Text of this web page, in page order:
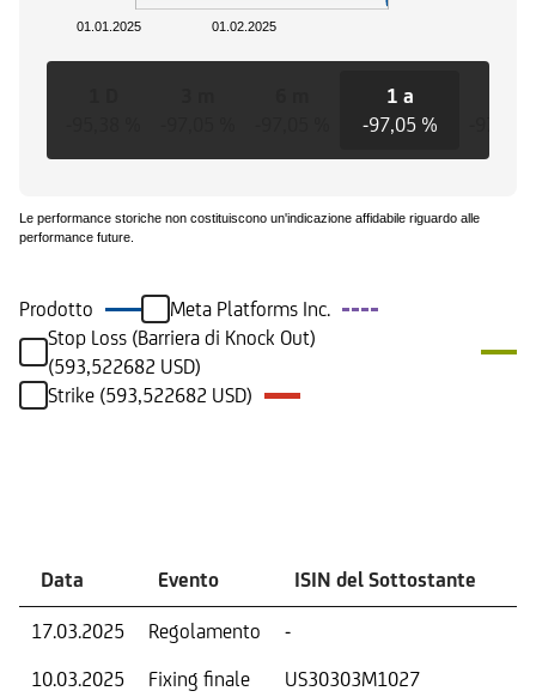
01.02.2025
01.01.2025
1 a
-97,05 %
Le performance storiche non costituiscono un'indicazione affidabile riguardo alle
performance future.
Prodotto
Meta Platforms Inc.
Stop Loss (Barriera di Knock Out)
(593,522682 USD)
Strike (593,522682 USD)
Data Evento ISIN del Sottostante
17.03.2025 Regolamento -
10.03.2025
Fixing finale
US30303M1027